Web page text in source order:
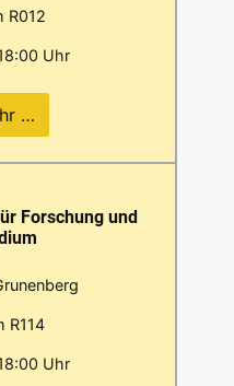
R012
Uhr
…
Forschung und
R114
Uhr